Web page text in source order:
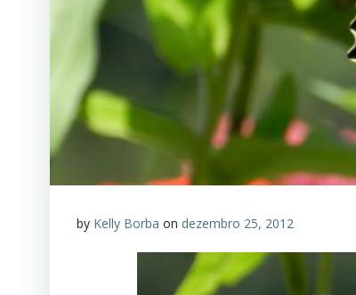
by Kelly Borba on dezembro 25, 2012